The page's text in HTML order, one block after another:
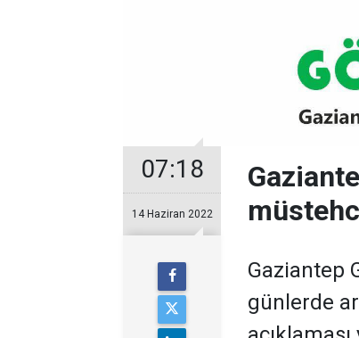
07:18
14 Haziran 2022
Gaziantep
günlerde